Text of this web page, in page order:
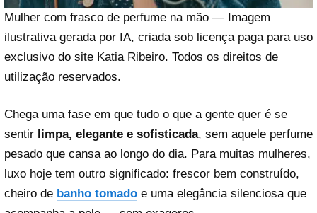
Mulher com frasco de perfume na mão — Imagem
ilustrativa gerada por IA, criada sob licença paga para uso
exclusivo do site Katia Ribeiro. Todos os direitos de
utilização reservados.
Chega uma fase em que tudo o que a gente quer é se
sentir limpa, elegante e sofisticada, sem aquele perfume
pesado que cansa ao longo do dia. Para muitas mulheres,
luxo hoje tem outro significado: frescor bem construído,
cheiro de banho tomado e uma elegância silenciosa que